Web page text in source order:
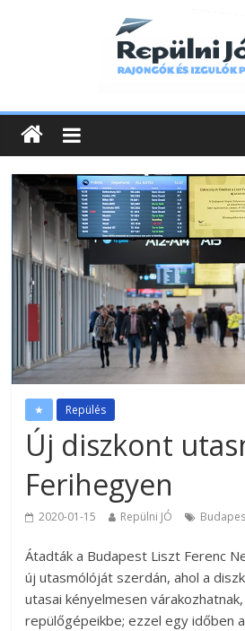
★ Repülés
Új diszkont
Ferihegyen
2020-01-15 Repülni JÓ
Átadták a Budapest Liszt Ferenc
új utasmólóját szerdán, ahol a
utasai kényelmesen
repülőgépeikbe; ezzel egy időben